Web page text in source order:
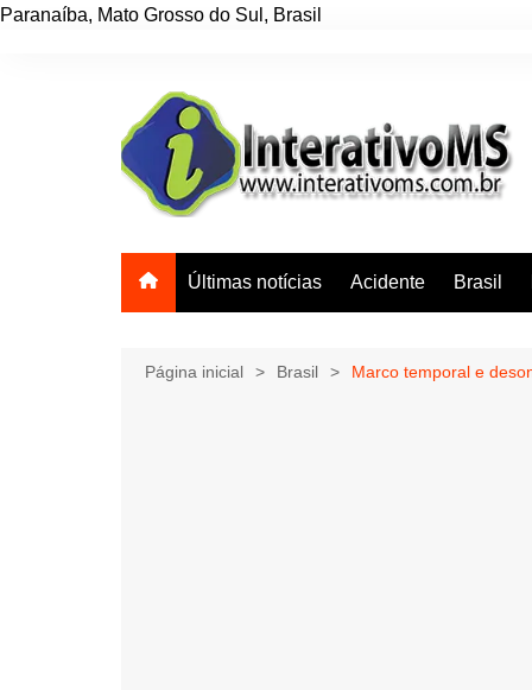
Paranaíba, Mato Grosso do Sul , Brasil
Últimas notícias Acidente Brasil
Página inicial Brasil Marco temporal e